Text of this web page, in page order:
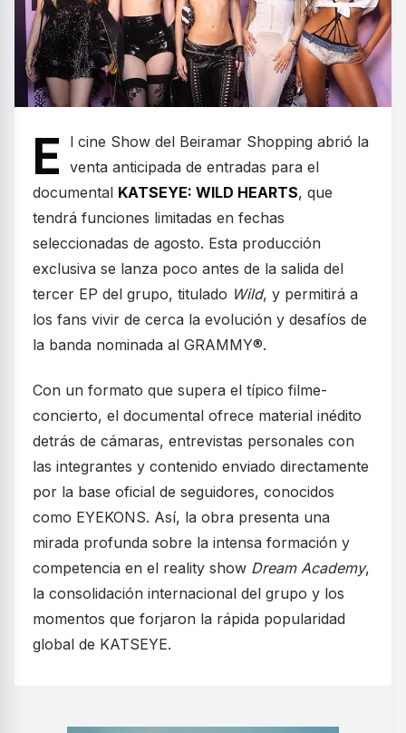
E
l cine Show del Beiramar Shopping abrió la
venta anticipada de entradas para el
documental KATSEYE: WILD HEARTS, que
tendrá funciones limitadas en fechas
seleccionadas de agosto. Esta producción
exclusiva se lanza poco antes de la salida del
tercer EP del grupo, titulado Wild, y permitirá a
los fans vivir de cerca la evolución y desafíos de
la banda nominada al GRAMMY®.
Con un formato que supera el típico filme-
concierto, el documental ofrece material inédito
detrás de cámaras, entrevistas personales con
las integrantes y contenido enviado directamente
por la base oficial de seguidores, conocidos
como EYEKONS. Así, la obra presenta una
mirada profunda sobre la intensa formación y
competencia en el reality show Dream Academy,
la consolidación internacional del grupo y los
momentos que forjaron la rápida popularidad
global de KATSEYE.